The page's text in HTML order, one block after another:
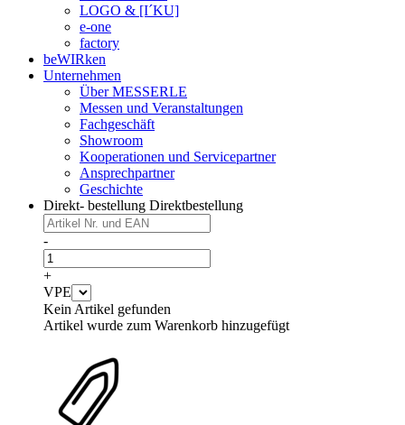
LOGO & [I´KU]
e-one
factory
beWIRken
Unternehmen
Über MESSERLE
Messen und Veranstaltungen
Fachgeschäft
Showroom
Kooperationen und Servicepartner
Ansprechpartner
Geschichte
Direkt- bestellung Direktbestellung
-
+
VPE
Kein Artikel gefunden
Artikel wurde zum Warenkorb hinzugefügt